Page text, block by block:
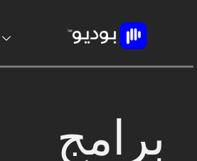
برامج